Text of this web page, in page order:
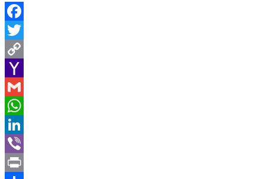
Facebook
Twitter
Copy
Link
Yahoo
Mail
Gmail
WhatsApp
LinkedIn
Viber